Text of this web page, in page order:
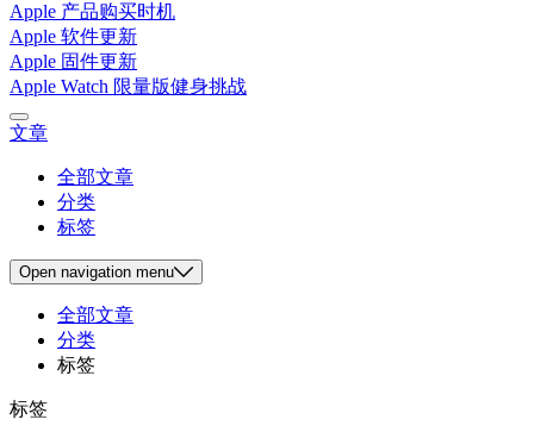
Apple 产品购买时机
Apple 软件更新
Apple 固件更新
Apple Watch 限量版健身挑战
文章
全部文章
分类
标签
Open navigation menu
全部文章
分类
标签
标签